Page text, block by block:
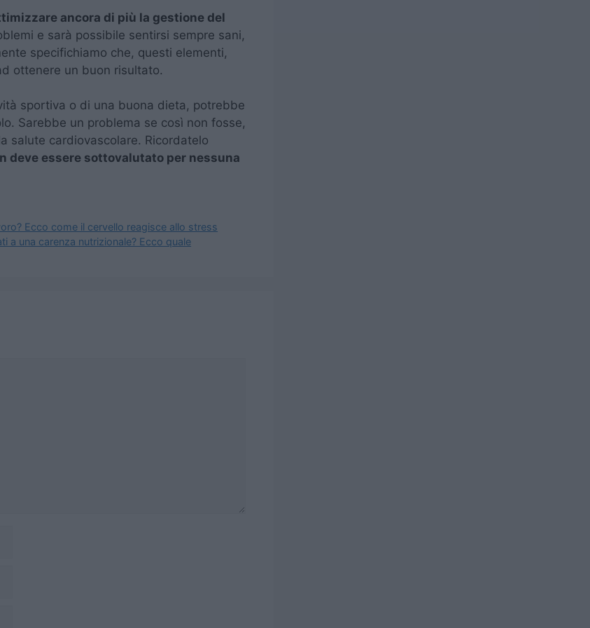
ancora di più la gestione del
e sarà possibile sentirsi sempre sani,
specifichiamo che, questi elementi,
ottenere un buon risultato.
sportiva o di una buona dieta, potrebbe
Sarebbe un problema se così non fosse,
salute cardiovascolare. Ricordatelo
deve essere sottovalutato per nessuna
Ecco come il cervello reagisce allo stress
a una carenza nutrizionale? Ecco quale